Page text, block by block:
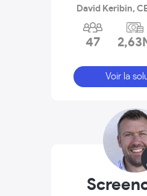
David Keribin,
47
Voir la